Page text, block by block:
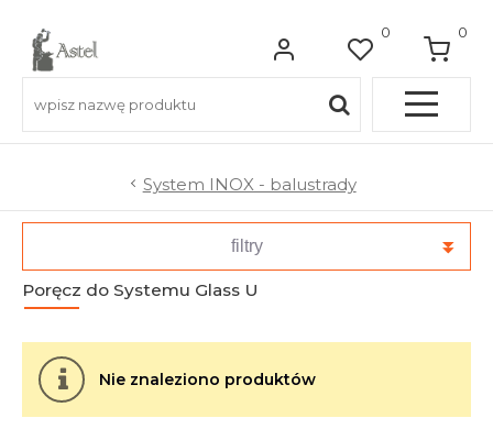
0 0
Pełna OFERTA
Do balustrad schodowych
Do ogrodzeń
System INOX - balustrady
filtry
Poręcz do Systemu Glass U
Nie znaleziono produktów